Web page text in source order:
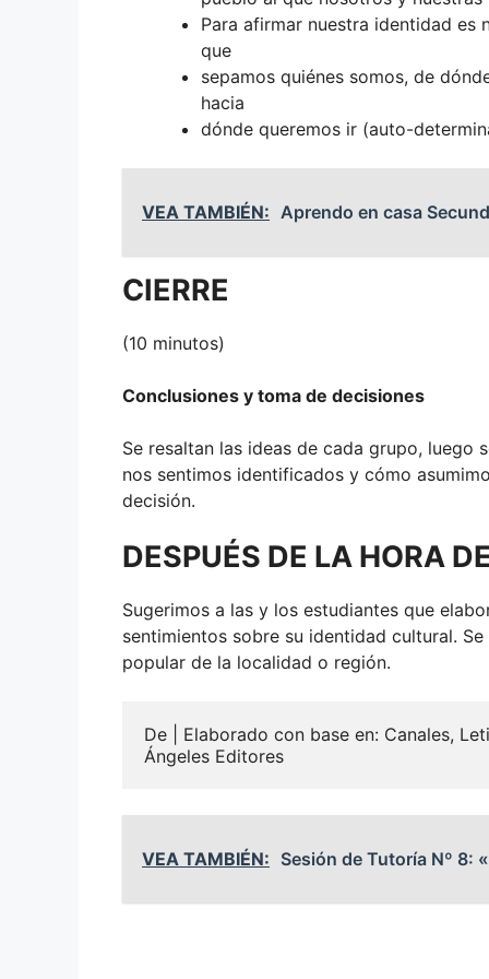
Para afirmar nuestra identidad es
que
sepamos quiénes somos, de
hacia
dónde queremos ir (auto-
VEA TAMBIÉN: Aprendo en casa
CIERRE
(10 minutos)
Conclusiones y toma de decisiones
Se resaltan las ideas de cada grupo,
nos sentimos identificados y cómo
decisión.
DESPUÉS DE LA HORA
Sugerimos a las y los estudiantes que
sentimientos sobre su identidad cultural.
popular de la localidad o región.
De | Elaborado con base en: Canales,
Ángeles Editores
VEA TAMBIÉN: Sesión de Tutoría Nº 8: